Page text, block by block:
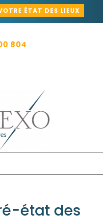
ÉTAT DES LIEUX
804
état des